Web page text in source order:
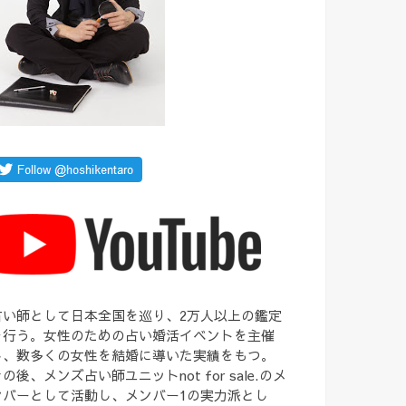
師として日本全国を巡り、2万人以上の鑑定
う。女性のための占い婚活イベントを主催
数多くの女性を結婚に導いた実績をもつ。
後、メンズ占い師ユニットnot for sale.のメ
ーとして活動し、メンバー1の実力派とし